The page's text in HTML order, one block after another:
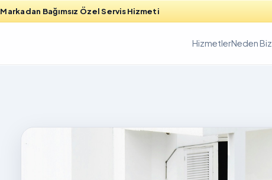
Markadan Bağımsız Özel Servis Hizmeti
HizmetlerNeden Biz